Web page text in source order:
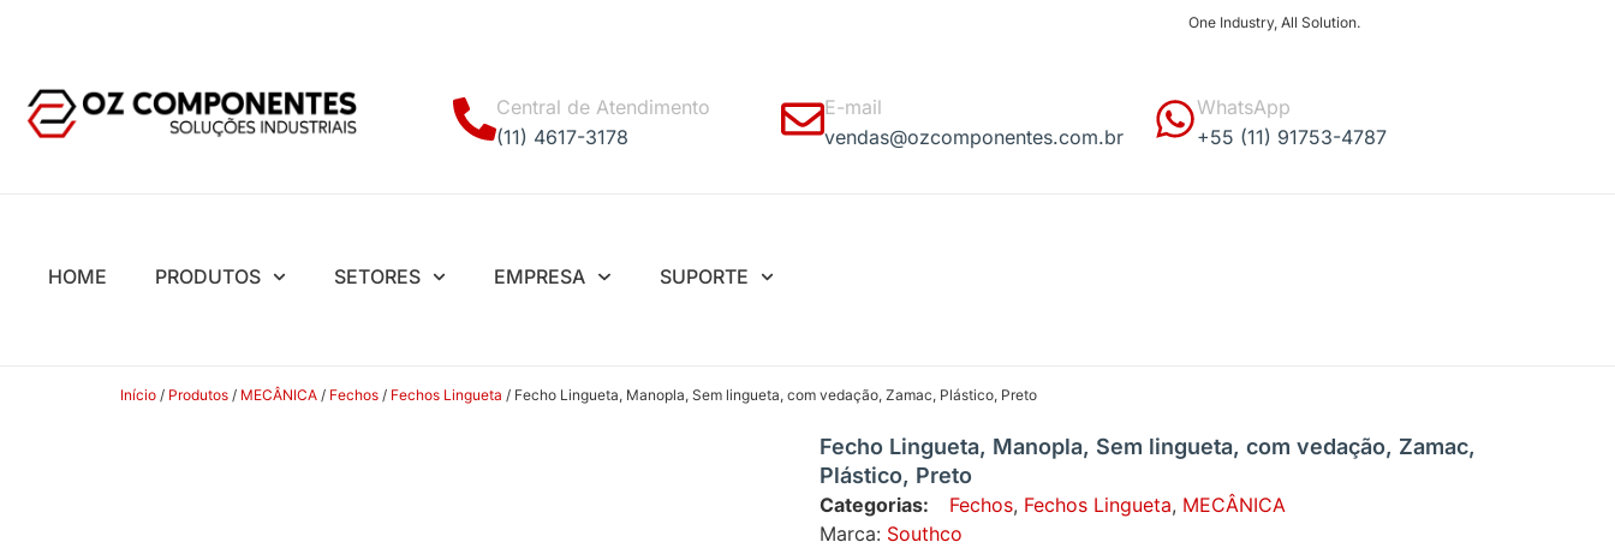
One Industry, All Solution.
Central de Atendimento
(11) 4617-3178
E-mail
vendas@ozcomponentes.com.br
WhatsApp
+55 (11) 91753-4787
HOME PRODUTOS SETORES EMPRESA SUPORTE
Início / Produtos / MECÂNICA / Fechos / Fechos Lingueta / Fecho Lingueta, Manopla, Sem lingueta, com vedação, Zamac, Plástico, Preto
Fecho Lingueta, Manopla, Sem lingueta, com vedação, Zamac,
Plástico, Preto
Categorias: Fechos, Fechos Lingueta, MECÂNICA
Marca: Southco